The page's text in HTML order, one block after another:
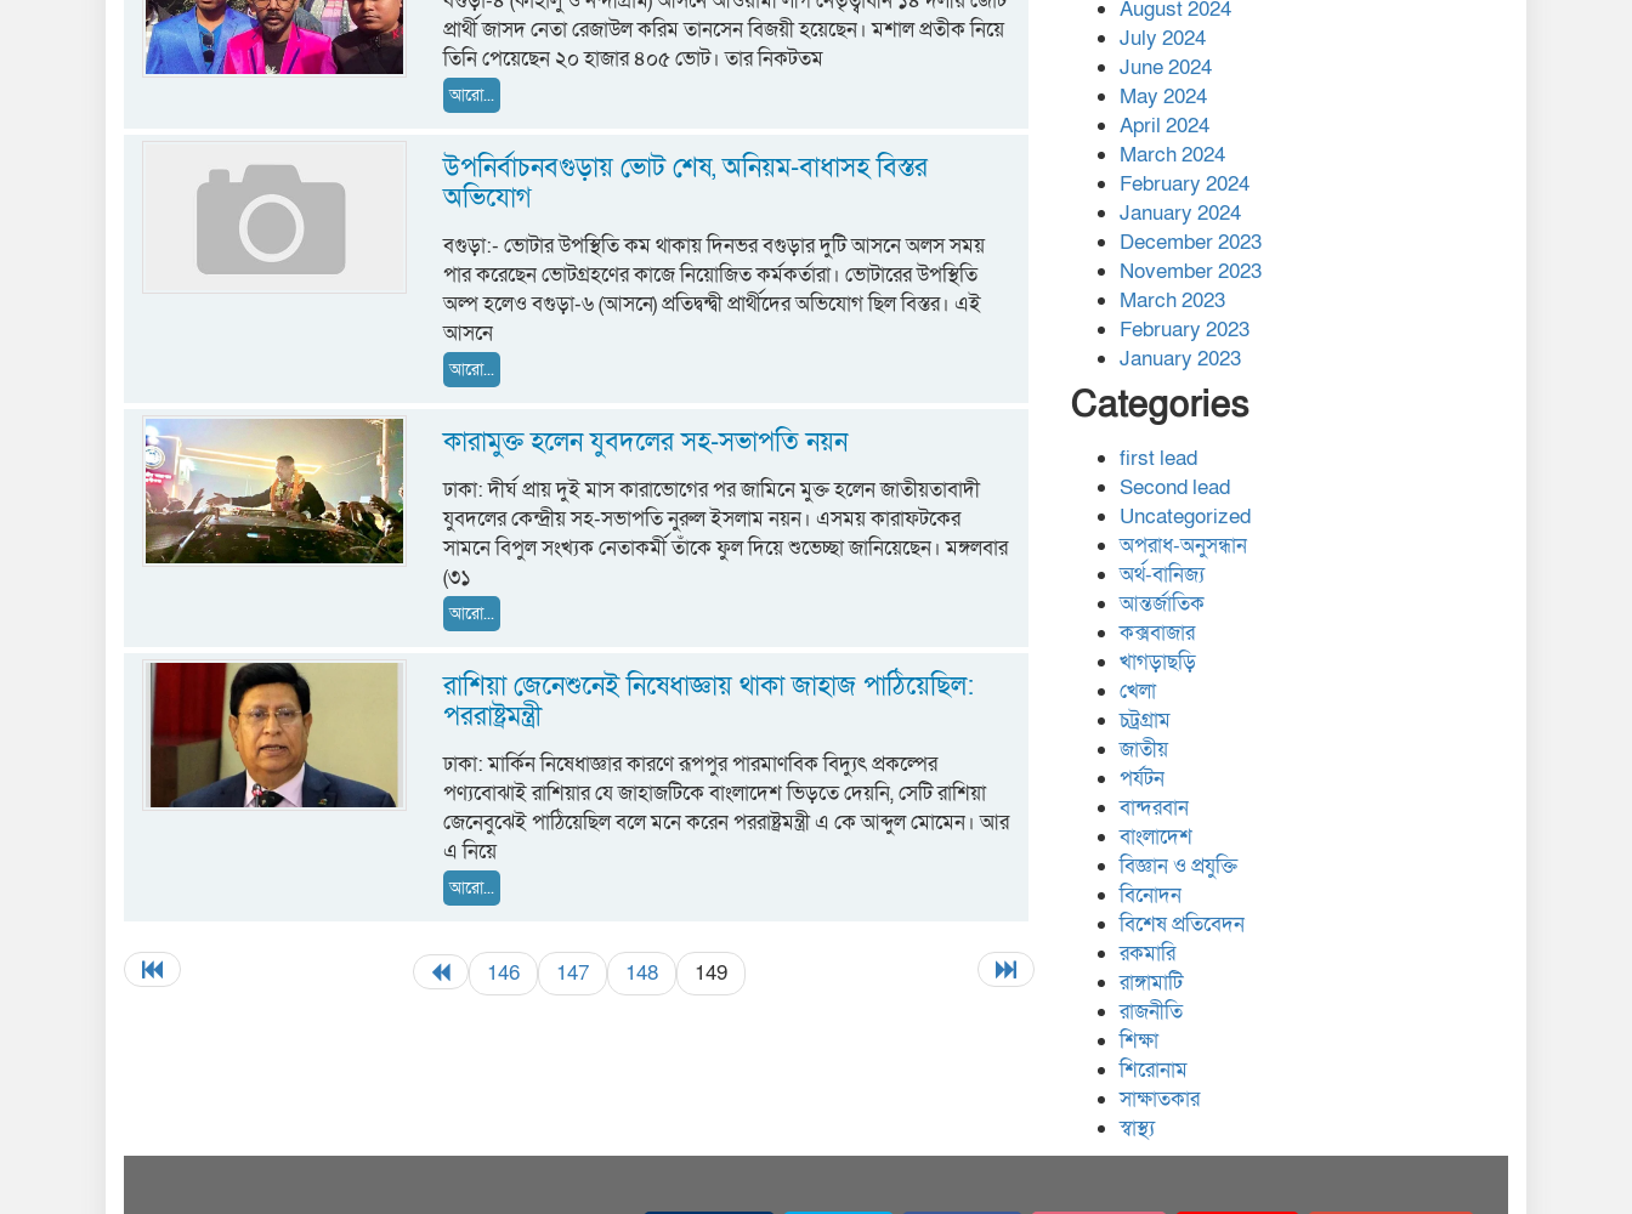
প্রার্থী জাসদ নেতা রেজাউল করিম তানসেন বিজয়ী হয়েছেন। মশাল প্রতীক নিয়ে
তিনি পেয়েছেন ২০ হাজার ৪০৫ ভোট। তার নিকটতম
আরো...
উপনির্বাচনবগুড়ায় ভোট শেষ, অনিয়ম-বাধাসহ বিস্তর
অভিযোগ
বগুড়া:- ভোটার উপস্থিতি কম থাকায় দিনভর বগুড়ার দুটি আসনে অলস সময়
পার করেছেন ভোটগ্রহণের কাজে নিয়োজিত কর্মকর্তারা। ভোটারের উপস্থিতি
অল্প হলেও বগুড়া-৬ (আসনে) প্রতিদ্বন্দ্বী প্রার্থীদের অভিযোগ ছিল বিস্তর। এই
আসনে
আরো...
কারামুক্ত হলেন যুবদলের সহ-সভাপতি নয়ন
ঢাকা: দীর্ঘ প্রায় দুই মাস কারাভোগের পর জামিনে মুক্ত হলেন জাতীয়তাবাদী
যুবদলের কেন্দ্রীয় সহ-সভাপতি নুরুল ইসলাম নয়ন। এসময় কারাফটকের
সামনে বিপুল সংখ্যক নেতাকর্মী তাঁকে ফুল দিয়ে শুভেচ্ছা জানিয়েছেন। মঙ্গলবার
(৩১
আরো...
রাশিয়া জেনেশুনেই নিষেধাজ্ঞায় থাকা জাহাজ পাঠিয়েছিল:
পররাষ্ট্রমন্ত্রী
ঢাকা: মার্কিন নিষেধাজ্ঞার কারণে রূপপুর পারমাণবিক বিদ্যুৎ প্রকল্পের
পণ্যবোঝাই রাশিয়ার যে জাহাজটিকে বাংলাদেশ ভিড়তে দেয়নি, সেটি রাশিয়া
জেনেবুঝেই পাঠিয়েছিল বলে মনে করেন পররাষ্ট্রমন্ত্রী এ কে আব্দুল মোমেন। আর
এ নিয়ে
আরো...
146 147 148 149
August 2024
July 2024
June 2024
May 2024
April 2024
March 2024
February 2024
January 2024
December 2023
November 2023
March 2023
February 2023
January 2023
Categories
first lead
Second lead
Uncategorized
অপরাধ-অনুসন্ধান
অর্থ-বানিজ্য
আন্তর্জাতিক
কক্সবাজার
খাগড়াছড়ি
খেলা
চট্রগ্রাম
জাতীয়
পর্যটন
বান্দরবান
বাংলাদেশ
বিজ্ঞান ও প্রযুক্তি
বিনোদন
বিশেষ প্রতিবেদন
রকমারি
রাঙ্গামাটি
রাজনীতি
শিক্ষা
শিরোনাম
সাক্ষাতকার
স্বাস্থ্য